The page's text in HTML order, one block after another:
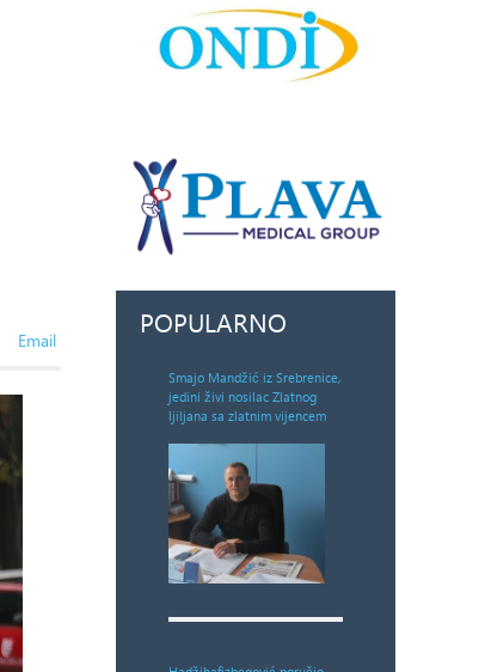
Email POPULARNO
Smajo Mandžić iz Srebrenice,
jedini živi nosilac Zlatnog
ljiljana sa zlatnim vijencem